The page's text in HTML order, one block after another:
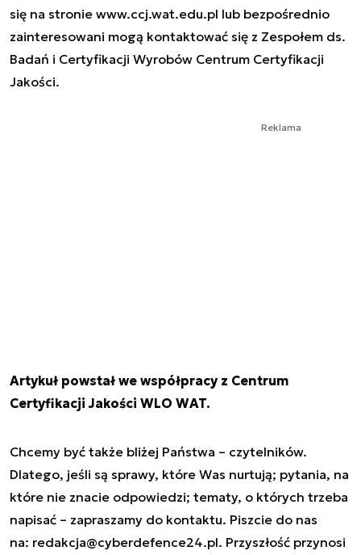
się na stronie www.ccj.wat.edu.pl lub bezpośrednio
zainteresowani mogą kontaktować się z Zespołem ds.
Badań i Certyfikacji Wyrobów Centrum Certyfikacji
Jakości.
Reklama
Artykuł powstał we współpracy z Centrum
Certyfikacji Jakości WLO WAT.
Chcemy być także bliżej Państwa – czytelników.
Dlatego, jeśli są sprawy, które Was nurtują; pytania, na
które nie znacie odpowiedzi; tematy, o których trzeba
napisać – zapraszamy do kontaktu. Piszcie do nas
na: redakcja@cyberdefence24.pl. Przyszłość przynosi